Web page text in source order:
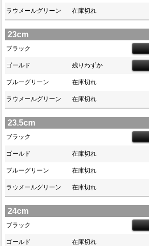
ラウメールグリーン 在庫切れ
23cm
ブラック
ゴールド 残りわずか
ブルーグリーン 在庫切れ
ラウメールグリーン 在庫切れ
23.5cm
ブラック
ゴールド 在庫切れ
ブルーグリーン 在庫切れ
ラウメールグリーン 在庫切れ
24cm
ブラック
ゴールド 在庫切れ